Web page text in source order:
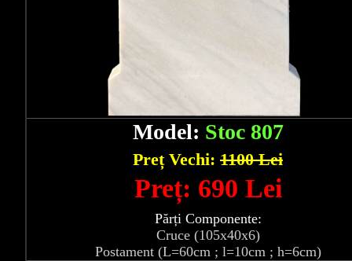
Model: Stoc 807
Preț Vechi: 1100 Lei
Preț: 690 Lei
Părți Componente:
Cruce (105x40x6)
Postament (L=60cm ; l=10cm ; h=6cm)